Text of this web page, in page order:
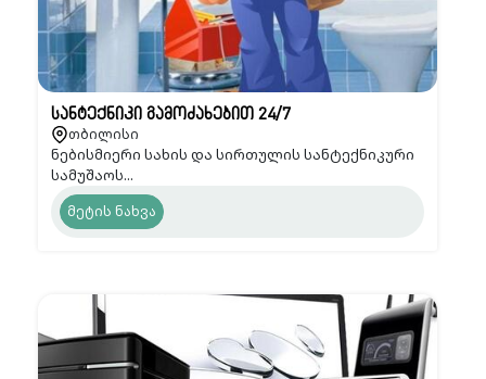
სანტექნიკი გამოძახებით 24/7
თბილისი
ნებისმიერი სახის და სირთულის სანტექნიკური
სამუშაოს...
მეტის ნახვა